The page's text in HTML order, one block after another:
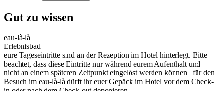
Gut zu wissen
eau-là-là
Erlebnisbad
eure Tageseintritte sind an der Rezeption im Hotel hinterlegt. Bitte
beachtet, dass diese Eintritte nur während eurem Aufenthalt und
nicht an einem späteren Zeitpunkt eingelöst werden können | für den
Besuch im eau-là-là dürft ihr euer Gepäck im Hotel vor dem Check-